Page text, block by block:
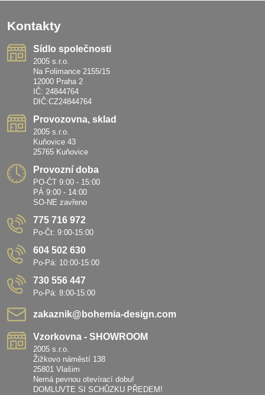
Kontakty
Sídlo společnosti
2005 s.r.o.
Na Folimance 2155/15
12000 Praha 2
IČ: 24844764
DIČ:CZ24844764
Provozovna, sklad
2005 s.r.o.
Kuňovice 43
25765 Kuňovice
Provozní doba
PO-ČT 9:00 - 15:00
PÁ 9:00 - 14:00
SO-NE zavřeno
775 716 972
Po-Čt: 9:00-15:00
604 502 630
Po-Pá: 10:00-15:00
730 556 447
Po-Pá: 8:00-15:00
zakaznik​@bohemia-design​.com
Vzorkovna - SHOWROOM
2005 s.r.o.
Žižkovo náměstí 138
25801 Vlašim
Nemá pevnou otevírací dobu!
DOMLUVTE SI SCHŮZKU PŘEDEM!